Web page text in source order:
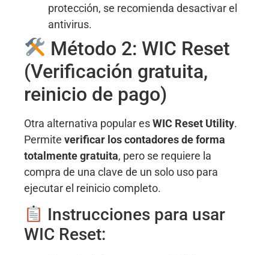
protección, se recomienda desactivar el
antivirus.
Método 2: WIC Reset
(Verificación gratuita,
reinicio de pago)
Otra alternativa popular esWIC Reset Utility.
Permite verificar los contadores de forma
totalmente gratuita, pero se requiere la
compra de una clave de un solo uso para
ejecutar el reinicio completo.
Instrucciones para usar
WIC Reset: